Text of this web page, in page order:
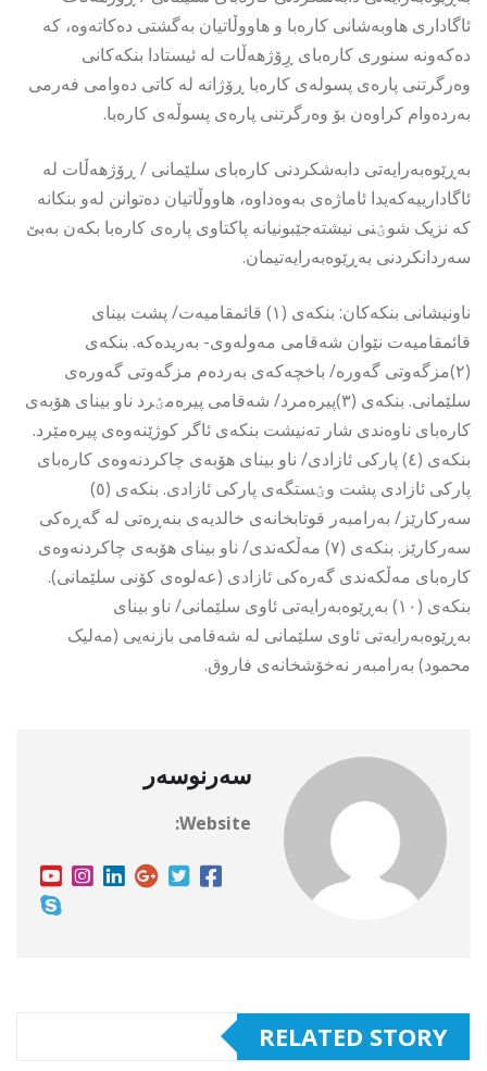
ئاگاداری هاوبەشانی کارەبا و هاووڵاتیان بەگشتی دەکاتەوە، کە
دەکەونە سنوری کارەبای ڕِۆژهەڵات لە ئیستادا بنکەکانی
وەرگرتنی پارەی پسولەی کارەبا ڕۆژانە لە کاتی دەوامی فەرمی
بەردەوام کراوەن بۆ وەرگرتنی پارەی پسوڵەی کارەبا.
بەڕێوەبەرایەتی دابەشکردنی کارەبای سلێمانی / ڕۆژهەڵات لە
ئاگادارییەكەیدا ئاماژەی بەوەداوە، هاووڵاتیان دەتوانن لەو بنکانە
کە نزیک شوؽنی نیشتەجێبونیانە پاکتاوی پارەی کارەبا بکەن بەبێ
سەردانکردنی بەڕێوەبەرایەتیمان.
ناونیشانی بنکەکان: بنکەی (١) قائمقامیەت/ پشت بینای
قائمقامیەت نێوان شەقامی مەولەوی- بەریدەکە. بنکەی
(٢)مزگەوتی گەورە/ باخچەکەی بەردەم مزگەوتی گەورەی
سلێمانی. بنکەی (٣)پیرەمرد/ شەقامی پیرەمؽرد ناو بینای هۆبەی
کارەبای ناوەندی شار تەنیشت بنکەی ئاگر کوژێنەوەی پیرەمێرد.
بنکەی (٤) پارکی ئازادی/ ناو بینای هۆبەی چاکردنەوەی کارەبای
پارکی ئازادی پشت وؽستگەی پارکی ئازادی. بنکەی (٥)
سەرکارێز/ بەرامبەر قوتابخانەی خالدیەی بنەڕەتی لە گەڕەکی
سەرکارێز. بنکەی (٧) مەڵکەندی/ ناو بینای هۆبەی چاکردنەوەی
کارەبای مەڵکەندی گەرەکی ئازادی (عەلوەی کۆنی سلێمانی).
بنکەی (١٠) بەڕێوەبەرایەتی ئاوی سلێمانی/ ناو بینای
بەڕێوەبەرایەتی ئاوی سلێمانی لە شەقامی بازنەیی (مەلیک
محمود) بەرامبەر نەخۆشخانەی فاروق.
سەرنوسەر
Website:
RELATED STORY